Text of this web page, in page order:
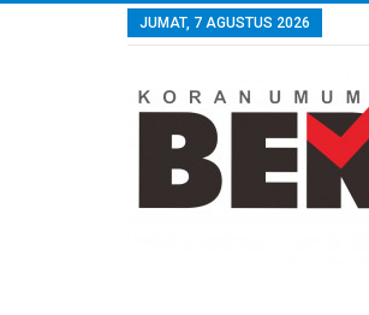
JUMAT, 7 AGUSTUS 2026